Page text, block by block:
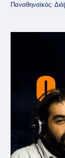
Παναθηναϊκός: